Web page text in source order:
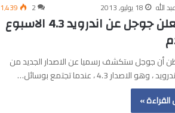
الله 18 يوليو, 2013 2 1٬439
هل تعلن جوجل عن اندرويد 4.3 الاسبوع
أن جوجل ستكشف رسميا عن الاصدار الجديد من
وهو الاصدار 4.3 ، عندما تجتمع بوسائل…
»